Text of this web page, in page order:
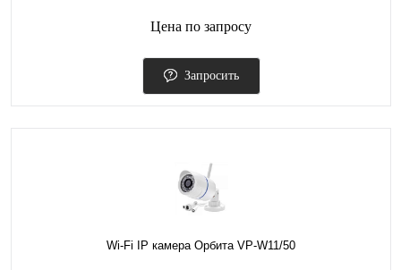
Цена по запросу
Запросить
Wi-Fi IP камера Орбита VP-W11/50